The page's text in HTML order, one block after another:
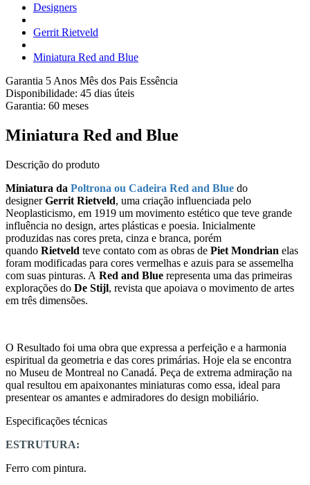
Designers
Gerrit Rietveld
Miniatura Red and Blue
Garantia 5 Anos Mês dos Pais Essência
Disponibilidade: 45 dias úteis
Garantia: 60 meses
Miniatura Red and Blue
Descrição do produto
Miniatura da Poltrona ou Cadeira Red and Blue do
designerGerrit Rietveld, uma criação influenciada pelo
Neoplasticismo, em 1919 um movimento estético que teve grande
influência no design, artes plásticas e poesia. Inicialmente
produzidas nas cores preta, cinza e branca, porém
quando Rietveld teve contato com as obras de Piet Mondrian elas
foram modificadas para cores vermelhas e azuis para se assemelha
com suas pinturas. A Red and Blue representa uma das primeiras
explorações do De Stijl, revista que apoiava o movimento de artes
em três dimensões.
O Resultado foi uma obra que expressa a perfeição e a harmonia
espiritual da geometria e das cores primárias. Hoje ela se encontra
no Museu de Montreal no Canadá. Peça de extrema admiração na
qual resultou em apaixonantes miniaturas como essa, ideal para
presentear os amantes e admiradores do design mobiliário.
Especificações técnicas
ESTRUTURA:
Ferro com pintura.